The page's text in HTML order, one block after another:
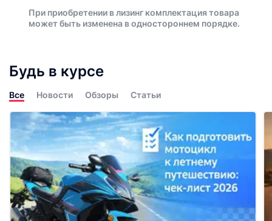
При приобретении в лизинг комплектация товара
может быть изменена в одностороннем порядке.
Будь в курсе
Все Новости Обзоры Статьи